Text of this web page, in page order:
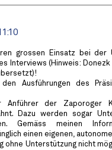
grossen Einsatz bei der
Interviews (Hinweis: Donezk
Ausführungen des
der Zaporoger
Dazu werden sogar
Gemäss meinen
einen eigenen,
ohne Unterstützung nicht